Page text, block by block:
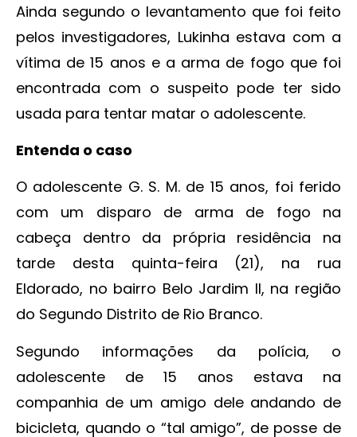
Ainda segundo o levantamento que foi feito
pelos investigadores, Lukinha estava com a
vítima de 15 anos e a arma de fogo que foi
encontrada com o suspeito pode ter sido
usada para tentar matar o adolescente.
Entenda o caso
O adolescente G. S. M. de 15 anos, foi ferido
com um disparo de arma de fogo na
cabeça dentro da própria residência na
tarde desta quinta-feira (21), na rua
Eldorado, no bairro Belo Jardim II, na região
do Segundo Distrito de Rio Branco.
Segundo informações da polícia, o
adolescente de 15 anos estava na
companhia de um amigo dele andando de
bicicleta, quando o “tal amigo”, de posse de